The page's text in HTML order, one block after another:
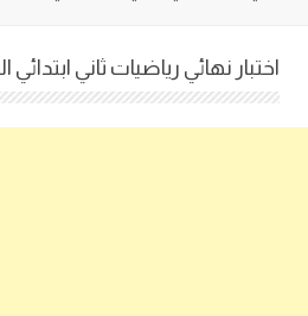
اختبار نهائي رياضيات ثاني ابتدائي